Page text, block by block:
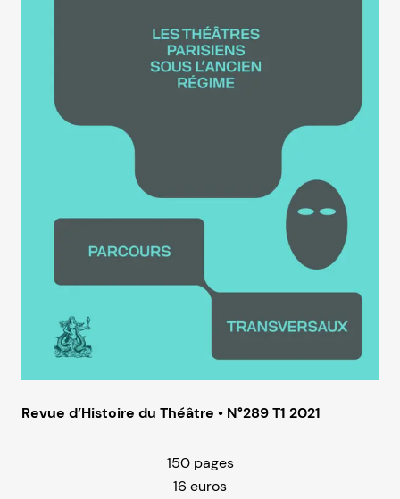
Revue d’Histoire du Théâtre • N°289 T1 2021
150 pages
16 euros